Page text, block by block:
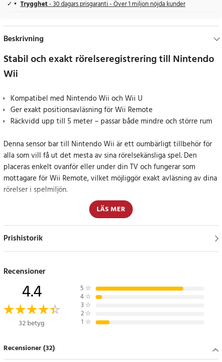
Trygghet- 30 dagars prisgaranti - Över 1 miljon nöjda kunder
Beskrivning
Stabil och exakt rörelseregistrering till Nintendo
Wii
Kompatibel med Nintendo Wii och Wii U
Ger exakt positionsavläsning för Wii Remote
Räckvidd upp till 5 meter – passar både mindre och större rum
Denna sensor bar till Nintendo Wii är ett oumbärligt tillbehör för
alla som vill få ut det mesta av sina rörelsekänsliga spel. Den
placeras enkelt ovanför eller under din TV och fungerar som
mottagare för Wii Remote, vilket möjliggör exakt avläsning av dina
rörelser i spelmiljön.
Kabelanslutningen ger stabil prestanda utan att du behöver oroa
dig för batteribyten eller trådlös signalstörning. Den är kompatibel
med både Nintendo Wii och Wii U, och fungerar med alla spel som
Enkel installation och användning
Sensor baren ansluts direkt till konsolen via den medföljande
kabeln. Placera den på en plan yta i linje med din TV för bästa
möjliga resultat. Ingen ytterligare installation krävs.
LÄS MER
Prishistorik
Recensioner
4.4
32 betyg
5 ☆
4 ☆
3 ☆
2 ☆
1 ☆
Recensioner (32)